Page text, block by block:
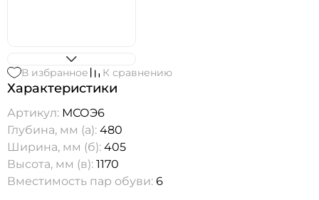
В избранное К сравнению
Характеристики
Артикул: МСОЭ6
Глубина, мм (а): 480
Ширина, мм (б): 405
Высота, мм (в): 1170
Вместимость пар обуви: 6